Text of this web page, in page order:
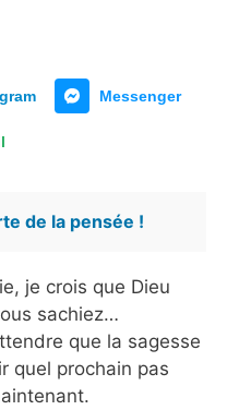
Messenger
de la pensée !
je crois que Dieu
sachiez…
que la sagesse
quel prochain pas